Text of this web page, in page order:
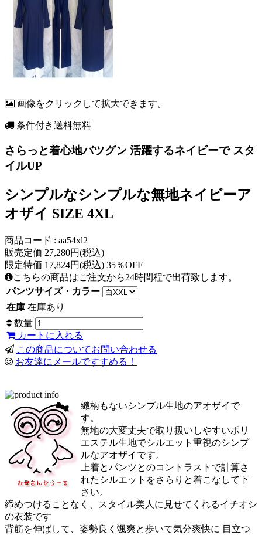
画像をクリックして拡大できます。
条件付き送料無料
さらっと着心地バツグン 活躍するネイビーで スタ
イルUP
シンプルなシンプルな無地ネイビーア
オザイ SIZE 4XL
商品コード : aa54xl2
販売定価 27,280円(税込)
限定特価 17,824円(税込) 35％OFF
こちらの商品はご注文から24時間程で出荷致します。
パンツサイズ・カラー
在庫 在庫あり
数量
カートに入れる
この商品についてお問い合わせる
お友達にメールですすめる！
織柄もないシンプル生地のアオザイで
す。
無地の大変丈夫で取り扱いしやすいポリ
エステル生地でシルエット重視のシンプ
ルなアオザイです。
上着とパンツとのコントラストで計算さ
れたシルエットをさらりと着こなして下
さい。
締めつけることなく、スタイル美人に見せてくれるイチオシ
の衣装です
背筋を伸ばして、姿勢良く颯爽と歩いて気分爽快に 目立つ